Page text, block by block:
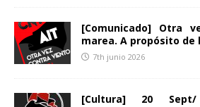
[Comunicado] Otra
marea. A propósito de
7th junio 2026
[Cultura] 20